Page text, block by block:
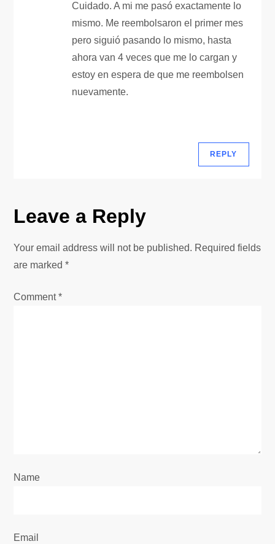
Cuidado. A mi me pasó exactamente lo
mismo. Me reembolsaron el primer mes
pero siguió pasando lo mismo, hasta
ahora van 4 veces que me lo cargan y
estoy en espera de que me reembolsen
nuevamente.
REPLY
Leave a Reply
Your email address will not be published. Required fields
are marked*
Comment*
Name
Email